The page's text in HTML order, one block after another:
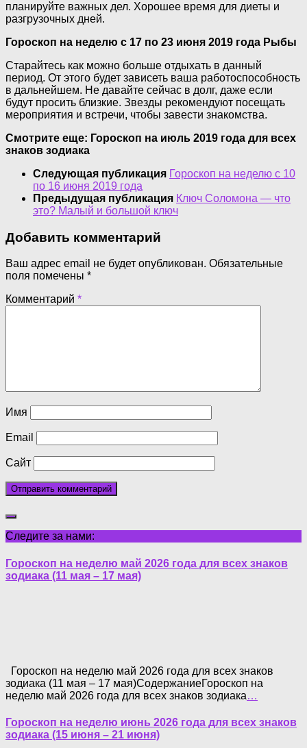
планируйте важных дел. Хорошее время для диеты и
разгрузочных дней.
Гороскоп на неделю с 17 по 23 июня 2019 года Рыбы
Старайтесь как можно больше отдыхать в данный
период. От этого будет зависеть ваша работоспособность
в дальнейшем. Не давайте сейчас в долг, даже если
будут просить близкие. Звезды рекомендуют посещать
мероприятия и встречи, чтобы завести знакомства.
Смотрите еще: Гороскоп на июль 2019 года для всех
знаков зодиака
Следующая публикация Гороскоп на неделю с 10
по 16 июня 2019 года
Предыдущая публикация Ключ Соломона — что
это? Малый и большой ключ
Добавить комментарий
Ваш адрес email не будет опубликован. Обязательные
поля помечены *
Комментарий *
Имя
Email
Сайт
Следите за нами:
Гороскоп на неделю май 2026 года для всех знаков
зодиака (11 мая – 17 мая)
Гороскоп на неделю май 2026 года для всех знаков
зодиака (11 мая – 17 мая)СодержаниеГороскоп на
неделю май 2026 года для всех знаков зодиака…
Гороскоп на неделю июнь 2026 года для всех знаков
зодиака (15 июня – 21 июня)